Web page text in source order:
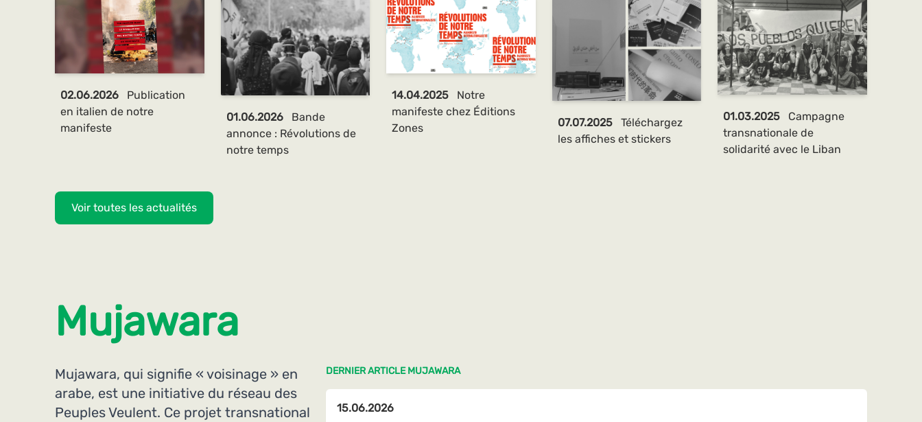
02.06.2026
Publication
en italien de notre
manifeste
01.06.2026
Bande
annonce : Révolutions de
notre temps
14.04.2025
Notre
manifeste chez Éditions
Zones
07.07.2025
Téléchargez
les affiches et stickers
01.03.2025
Campagne
transnationale de
solidarité avec le Liban
Voir toutes les actualités
Mujawara
Mujawara, qui signifie « voisinage » en
arabe, est une initiative du réseau des
Peuples Veulent. Ce projet transnational
DERNIER ARTICLE MUJAWARA
15.06.2026